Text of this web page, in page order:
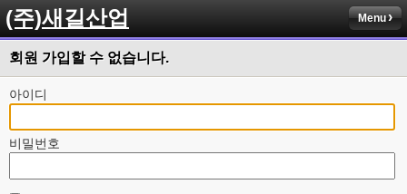
(주)새길산업 Menu
회원 가입할 수 없습니다.
아이디
비밀번호